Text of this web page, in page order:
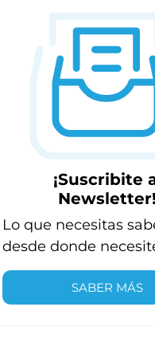
¡Suscribite
Newsletter!
Lo que necesitas
desde donde
SABER MÁS